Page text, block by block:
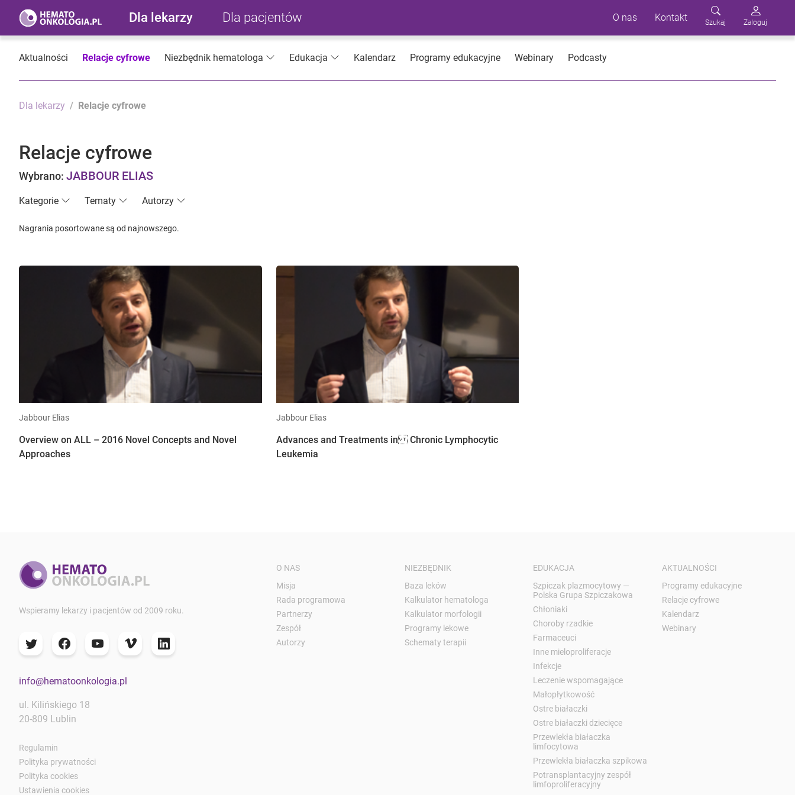
Dla lekarzy Dla pacjentów O nas Kontakt Szukaj Zaloguj
Aktualności Relacje cyfrowe Niezbędnik hematologa Edukacja Kalendarz Programy edukacyjne Webinary Podcasty
Dla lekarzy Relacje cyfrowe
Relacje cyfrowe
Wybrano: JABBOUR ELIAS
Kategorie Tematy Autorzy
Nagrania posortowane są od najnowszego.
Jabbour Elias
Overview on ALL – 2016 Novel Concepts and Novel
Approaches
Jabbour Elias
Advances and Treatments in Chronic Lymphocytic
Leukemia
Wspieramy lekarzy i pacjentów od 2009 roku.
info@hematoonkologia.pl
ul. Kilińskiego 18
20-809 Lublin
Regulamin
Polityka prywatności
Polityka cookies
Ustawienia cookies
O NAS
Misja
Rada programowa
Partnerzy
Zespół
Autorzy
NIEZBĘDNIK
Baza leków
Kalkulator hematologa
Kalkulator morfologii
Programy lekowe
Schematy terapii
EDUKACJA
Szpiczak plazmocytowy —
Polska Grupa Szpiczakowa
Chłoniaki
Choroby rzadkie
Farmaceuci
Inne mieloproliferacje
Infekcje
Leczenie wspomagające
Małopłytkowość
Ostre białaczki
Ostre białaczki dziecięce
Przewlekła białaczka
limfocytowa
Przewlekła białaczka szpikowa
Potransplantacyjny zespół
limfoproliferacyjny
AKTUALNOŚCI
Programy edukacyjne
Relacje cyfrowe
Kalendarz
Webinary